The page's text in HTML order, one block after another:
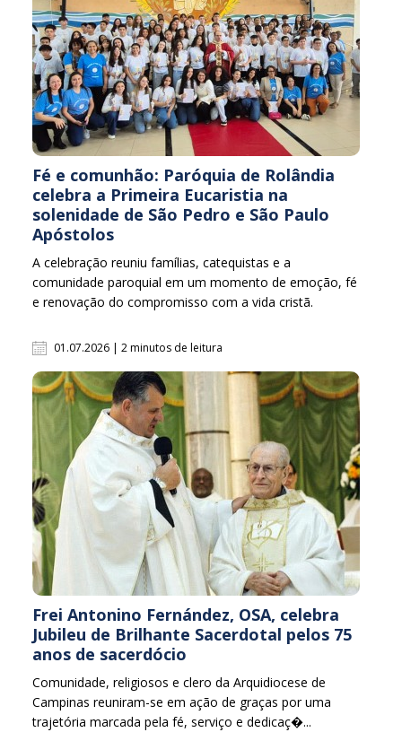
Fé e comunhão: Paróquia de Rolândia
celebra a Primeira Eucaristia na
solenidade de São Pedro e São Paulo
Apóstolos
A celebração reuniu famílias, catequistas e a
comunidade paroquial em um momento de emoção, fé
e renovação do compromisso com a vida cristã.
01.07.2026 | 2 minutos de leitura
Frei Antonino Fernández, OSA, celebra
Jubileu de Brilhante Sacerdotal pelos 75
anos de sacerdócio
Comunidade, religiosos e clero da Arquidiocese de
Campinas reuniram-se em ação de graças por uma
trajetória marcada pela fé, serviço e dedicaç�...